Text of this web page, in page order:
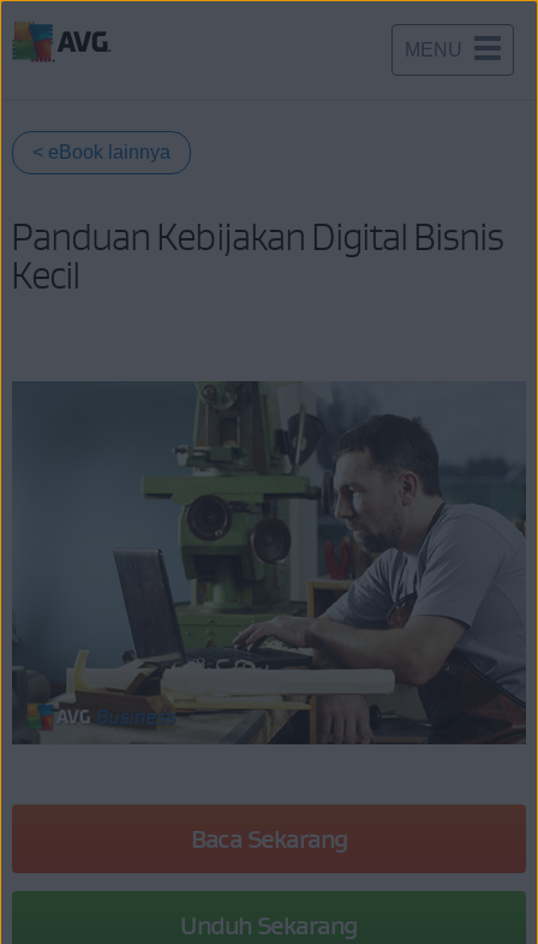
MENU
halaman
konten
< eBook lainnya
Panduan Kebijakan Digital Bisnis
Kecil
Baca Sekarang
Unduh Sekarang